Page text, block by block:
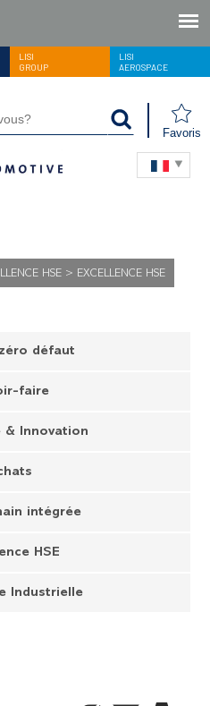
LISI
GROUP
LISI
AEROSPACE
Favoris
HSE > EXCELLENCE HSE
défaut
faire
& Innovation
intégrée
HSE
Industrielle